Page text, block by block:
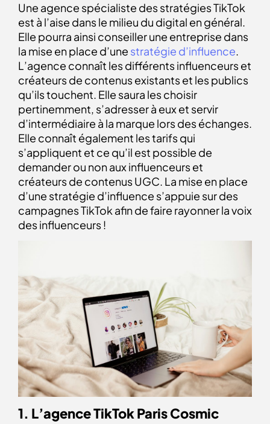
Une agence spécialiste des stratégies TikTok
est à l’aise dans le milieu du digital en général.
Elle pourra ainsi conseiller une entreprise dans
la mise en place d’une stratégie d’influence.
L’agence connaît les différents influenceurs et
créateurs de contenus existants et les publics
qu’ils touchent. Elle saura les choisir
pertinemment, s’adresser à eux et servir
d’intermédiaire à la marque lors des échanges.
Elle connaît également les tarifs qui
s’appliquent et ce qu’il est possible de
demander ou non aux influenceurs et
créateurs de contenus UGC. La mise en place
d’une stratégie d’influence s’appuie sur des
campagnes TikTok afin de faire rayonner la voix
des influenceurs !
1. L’agence TikTok Paris Cosmic